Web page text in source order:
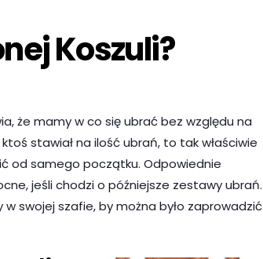
Koszuli?
że mamy w co się ubrać bez względu na
stawiał na ilość ubrań, to tak właściwie
od samego początku. Odpowiednie
jeśli chodzi o późniejsze zestawy ubrań.
swojej szafie, by można było zaprowadzić